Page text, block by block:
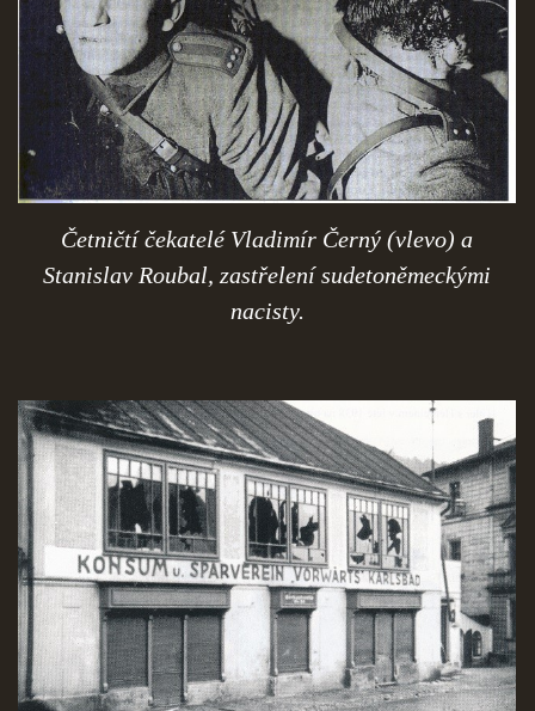
Četničtí čekatelé Vladimír Černý (vlevo) a
Stanislav Roubal, zastřelení sudetoněmeckými
nacisty.